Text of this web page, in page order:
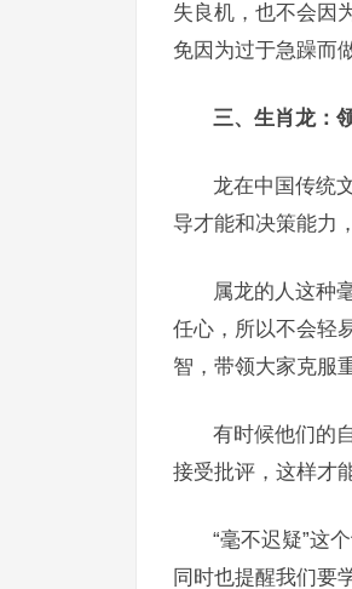
失良机，也不会因
免因为过于急躁而
三、生肖龙：
龙在中国传统
导才能和决策能力
属龙的人这种
任心，所以不会轻
智，带领大家克服
有时候他们的
接受批评，这样才
“毫不迟疑”这
同时也提醒我们要